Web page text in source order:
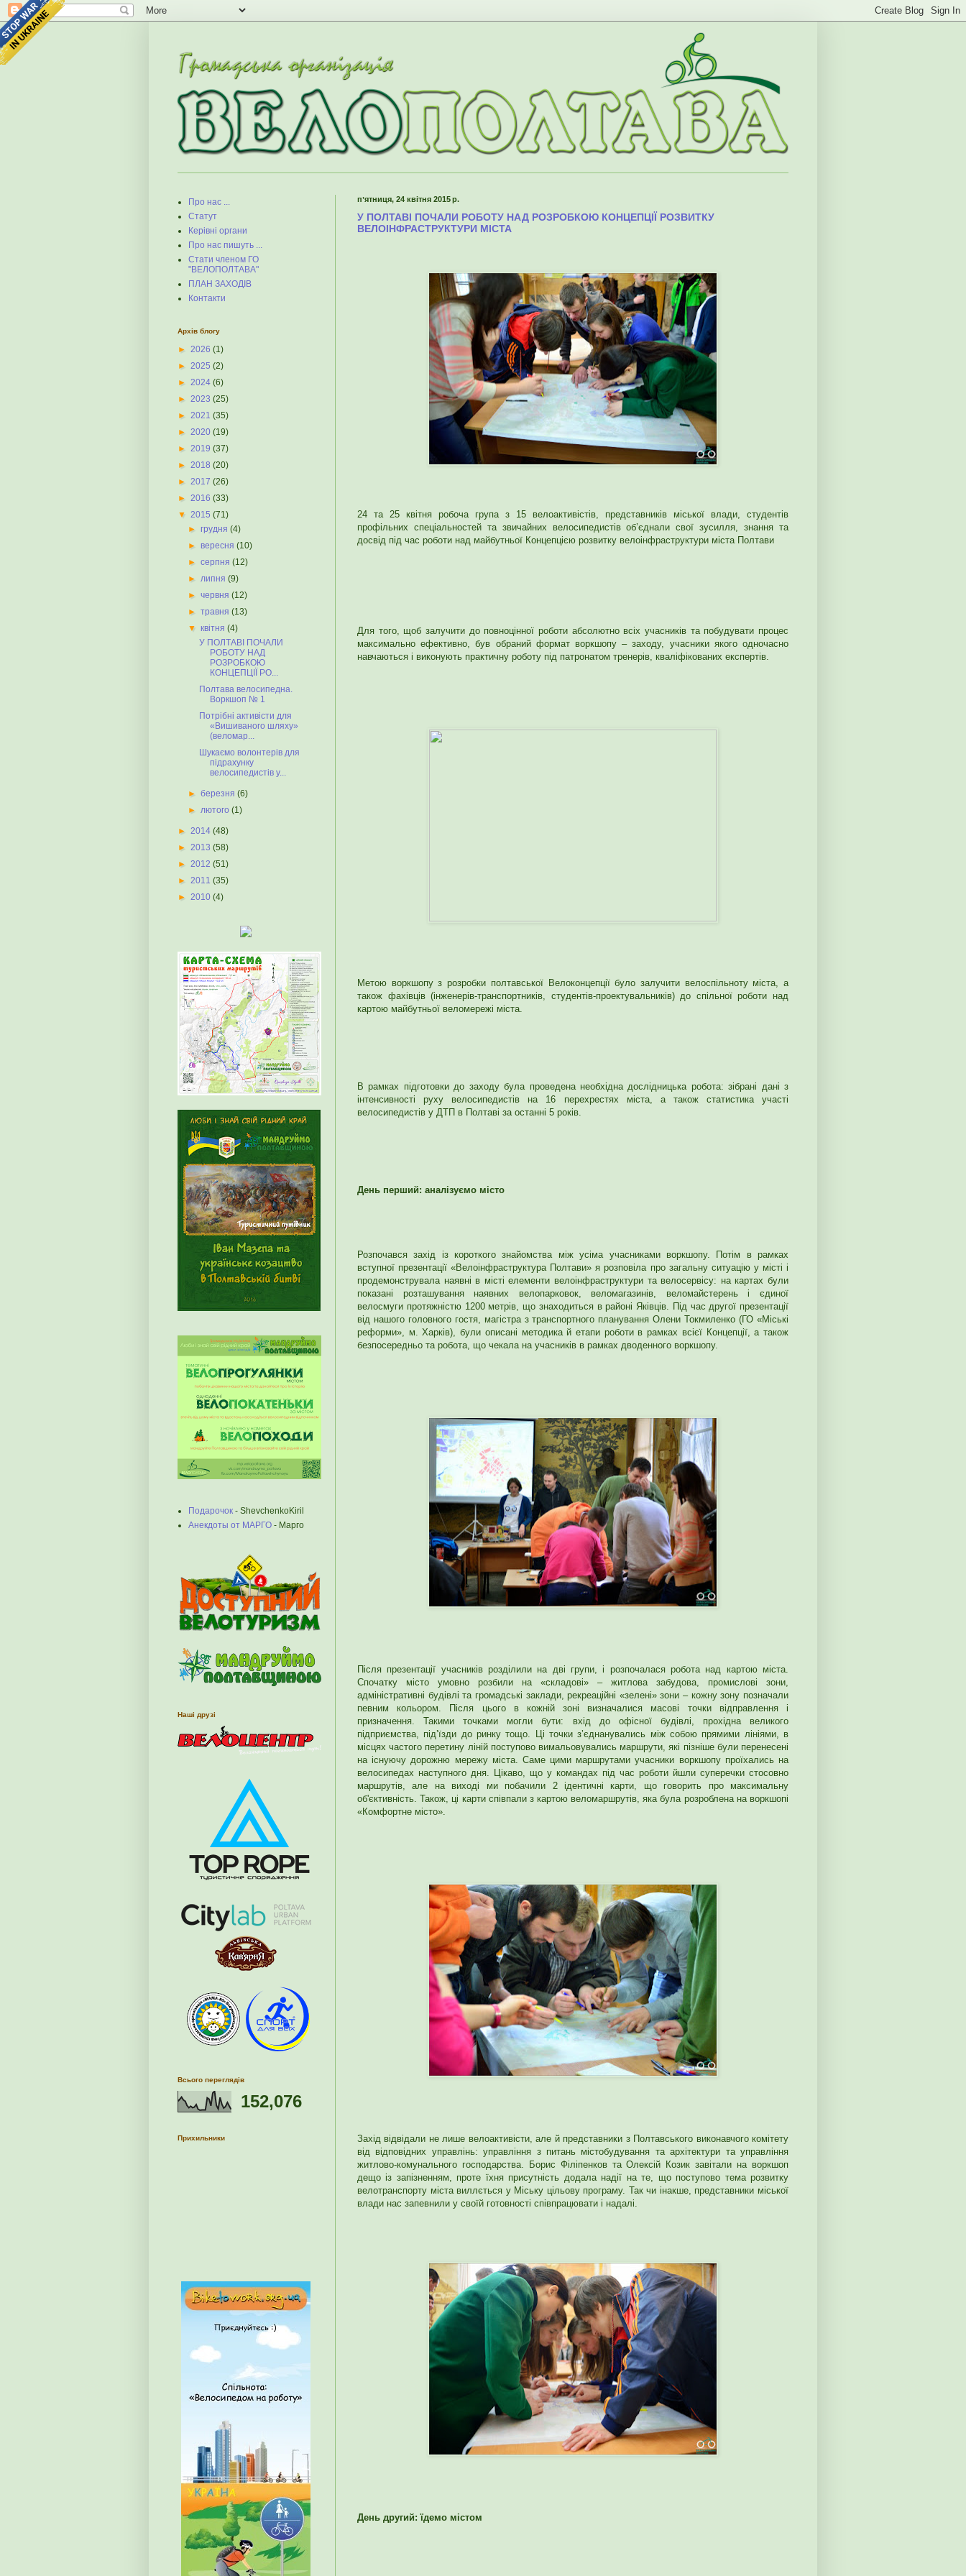
пʼятниця, 24 квітня 2015 р.
У ПОЛТАВІ ПОЧАЛИ РОБОТУ НАД РОЗРОБКОЮ КОНЦЕПЦІЇ РОЗВИТКУ
ВЕЛОІНФРАСТРУКТУРИ МІСТА
24 та 25 квітня робоча група з 15 велоактивістів, представників міської влади, студентів
профільних спеціальностей та звичайних велосипедистів об’єднали свої зусилля, знання та
досвід під час роботи над майбутньої Концепцією розвитку велоінфраструктури міста Полтави
Для того, щоб залучити до повноцінної роботи абсолютно всіх учасників та побудувати процес
максимально ефективно, був обраний формат воркшопу – заходу, учасники якого одночасно
навчаються і виконують практичну роботу під патронатом тренерів, кваліфікованих експертів.
Метою воркшопу з розробки полтавської Велоконцепції було залучити велоспільноту міста, а
також фахівців (інженерів-транспортників, студентів-проектувальників) до спільної роботи над
картою майбутньої веломережі міста.
В рамках підготовки до заходу була проведена необхідна дослідницька робота: зібрані дані з
інтенсивності руху велосипедистів на 16 перехрестях міста, а також статистика участі
велосипедистів у ДТП в Полтаві за останні 5 років.
День перший: аналізуємо місто
Розпочався захід із короткого знайомства між усіма учасниками воркшопу. Потім в рамках
вступної презентації «Велоінфраструктура Полтави» я розповіла про загальну ситуацію у місті і
продемонструвала наявні в місті елементи велоінфраструктури та велосервісу: на картах були
показані розташування наявних велопарковок, веломагазинів, веломайстерень і єдиної
велосмуги протяжністю 1200 метрів, що знаходиться в районі Яківців. Під час другої презентації
від нашого головного гостя, магістра з транспортного планування Олени Токмиленко (ГО «Міські
реформи», м. Харків), були описані методика й етапи роботи в рамках всієї Концепції, а також
безпосередньо та робота, що чекала на учасників в рамках дводенного воркшопу.
Після презентації учасників розділили на дві групи, і розпочалася робота над картою міста.
Спочатку місто умовно розбили на «складові» – житлова забудова, промислові зони,
адміністративні будівлі та громадські заклади, рекреаційні «зелені» зони – кожну зону позначали
певним кольором. Після цього в кожній зоні визначалися масові точки відправлення і
призначення. Такими точками могли бути: вхід до офісної будівлі, прохідна великого
підприємства, під’їзди до ринку тощо. Ці точки з’єднанувались між собою прямими лініями, в
місцях частого перетину ліній поступово вимальовувались маршрути, які пізніше були перенесені
на існуючу дорожню мережу міста. Саме цими маршрутами учасники воркшопу проїхались на
велосипедах наступного дня. Цікаво, що у командах під час роботи йшли суперечки стосовно
маршрутів, але на виході ми побачили 2 ідентичні карти, що говорить про максимальну
об'єктивність. Також, ці карти співпали з картою веломаршрутів, яка була розроблена на воркшопі
«Комфортне місто».
Захід відвідали не лише велоактивісти, але й представники з Полтавського виконавчого комітету
від відповідних управлінь: управління з питань містобудування та архітектури та управління
житлово-комунального господарства. Борис Філіпенков та Олексій Козик завітали на воркшоп
дещо із запізненням, проте їхня присутність додала надії на те, що поступово тема розвитку
велотранспорту міста виллється у Міську цільову програму. Так чи інакше, представники міської
влади нас запевнили у своїй готовності співпрацювати і надалі.
День другий: їдемо містом
Про нас ...
Статут
Керівні органи
Про нас пишуть ...
Стати членом ГО
"ВЕЛОПОЛТАВА"
ПЛАН ЗАХОДІВ
Контакти
Архів блогу
► 2026 (1)
► 2025 (2)
► 2024 (6)
► 2023 (25)
► 2021 (35)
► 2020 (19)
► 2019 (37)
► 2018 (20)
► 2017 (26)
► 2016 (33)
▼ 2015 (71)
►грудня(4)
►вересня(10)
►серпня(12)
►липня(9)
►червня(12)
►травня(13)
▼квітня(4)
У ПОЛТАВІ ПОЧАЛИ
РОБОТУ НАД
РОЗРОБКОЮ
КОНЦЕПЦІЇ РО...
Полтава велосипедна.
Воркшоп № 1
Потрібні активісти для
«Вишиваного шляху»
(веломар...
Шукаємо волонтерів для
підрахунку
велосипедистів у...
►березня(6)
►лютого(1)
► 2014 (48)
► 2013 (58)
► 2012 (51)
► 2011 (35)
► 2010 (4)
Подарочок - ShevchenkoKiril
Анекдоты от МАРГО - Марго
Наші друзі
Всього переглядів
152,076
Прихильники